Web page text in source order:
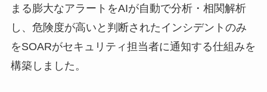
まる膨大なアラートをAIが自動で分析・相関解析
し、危険度が高いと判断されたインシデントのみ
をSOARがセキュリティ担当者に通知する仕組みを
構築しました。